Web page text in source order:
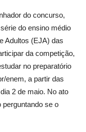
do concurso,
do ensino médio
Adultos (EJA) das
da competição,
no preparatório
enem, a partir das
2 de maio. No ato
se o